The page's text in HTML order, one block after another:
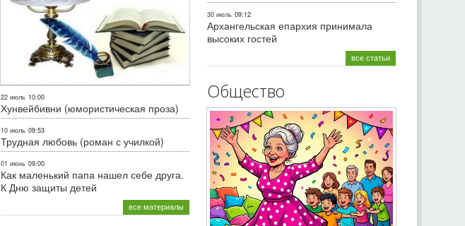
22 июль 10:00
Хунвейбивни (юмористическая проза)
10 июль 09:53
Трудная любовь (роман с училкой)
01 июнь 09:00
Как маленький папа нашел себе друга.
К Дню защиты детей
все материалы
30 июль 09:12
Архангельская епархия принимала
высоких гостей
все статьи
Общество